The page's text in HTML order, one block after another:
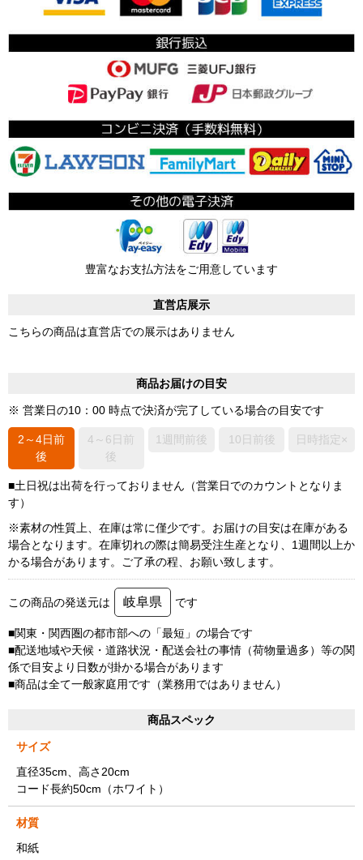
豊富なお支払方法をご用意しています
直営店展示
こちらの商品は直営店での展示はありません
商品お届けの目安
※ 営業日の10：00 時点で決済が完了している場合の目安です
2～4日前
後
4～6日前
後
1週間前後 10日前後 日時指定×
■土日祝は出荷を行っておりません（営業日でのカウントとなりま
す）
※素材の性質上、在庫は常に僅少です。お届けの目安は在庫がある
場合となります。在庫切れの際は簡易受注生産となり、1週間以上か
かる場合があります。ご了承の程、お願い致します。
この商品の発送元は 岐阜県 です
■関東・関西圏の都市部への「最短」の場合です
■配送地域や天候・道路状況・配送会社の事情（荷物量過多）等の関
係で目安より日数が掛かる場合があります
■商品は全て一般家庭用です（業務用ではありません）
商品スペック
サイズ
直径35cm、高さ20cm
コード長約50cm（ホワイト）
材質
和紙